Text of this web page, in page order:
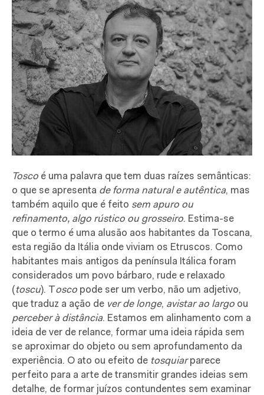
Tosco é uma palavra que tem duas raízes semânticas:
o que se apresenta de forma natural e autêntica, mas
também aquilo que é feito sem apuro ou
refinamento, algo rústico ou grosseiro. Estima-se
que o termo é uma alusão aos habitantes da Toscana,
esta região da Itália onde viviam os Etruscos. Como
habitantes mais antigos da península Itálica foram
considerados um povo bárbaro, rude e relaxado
(toscu). Tosco pode ser um verbo, não um adjetivo,
que traduz a ação de ver de longe, avistar ao largo ou
perceber à distância. Estamos em alinhamento com a
ideia de ver de relance, formar uma ideia rápida sem
se aproximar do objeto ou sem aprofundamento da
experiência. O ato ou efeito de tosquiarparece
perfeito para a arte de transmitir grandes ideias sem
detalhe, de formar juízos contundentes sem examinar